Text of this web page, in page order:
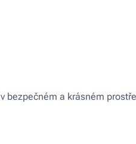
v bezpečném a krásném